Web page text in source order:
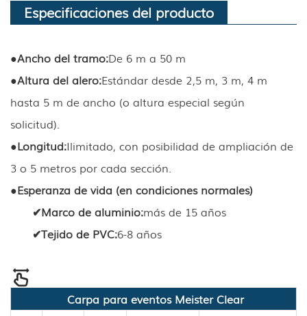
Especificaciones del producto
●Ancho del tramo:De 6 m a 50 m
●Altura del alero:Estándar desde 2,5 m, 3 m, 4 m
hasta 5 m de ancho (o altura especial según
solicitud).
●Longitud:Ilimitado, con posibilidad de ampliación de
3 o 5 metros por cada sección.
●Esperanza de vida (en condiciones normales)
✔Marco de aluminio:más de 15 años
✔Tejido de PVC:6-8 años
Carpa para eventos Meister Clear